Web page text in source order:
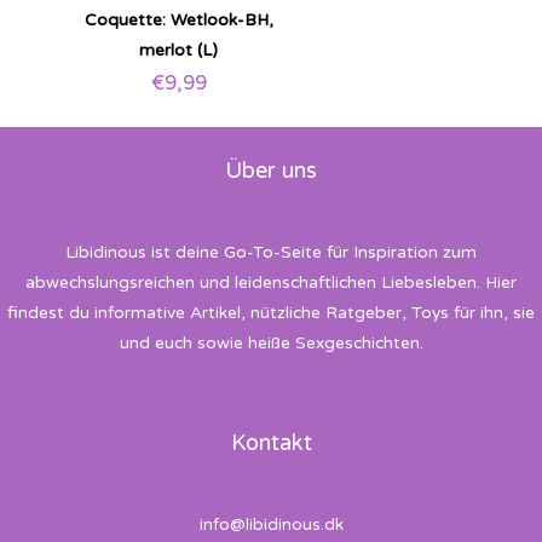
Coquette: Wetlook-BH,
merlot (L)
€9,99
Über uns
Libidinous ist deine Go-To-Seite für Inspiration zum
abwechslungsreichen und leidenschaftlichen Liebesleben. Hier
findest du informative Artikel, nützliche Ratgeber, Toys für ihn, sie
und euch sowie heiße Sexgeschichten.
Kontakt
info@libidinous.dk